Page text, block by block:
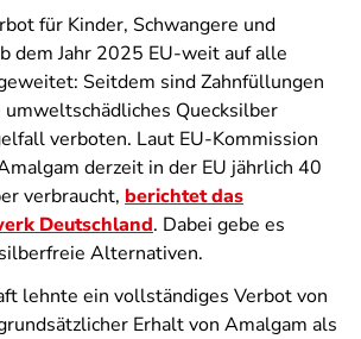
für Kinder, Schwangere und
dem Jahr 2025 EU-weit auf alle
Seitdem sind Zahnfüllungen
umweltschädliches Quecksilber
verboten. Laut EU-Kommission
derzeit in der EU jährlich 40
verbraucht, berichtet das
Deutschland. Dabei gebe es
Alternativen.
lehnte ein vollständiges Verbot von
Erhalt von Amalgam als